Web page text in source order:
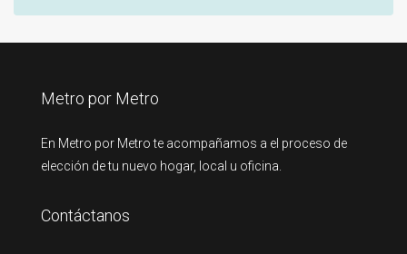
Metro por Metro
En Metro por Metro te acompañamos a el proceso de
elección de tu nuevo hogar, local u oficina.
Contáctanos